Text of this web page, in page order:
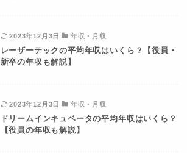
2023年12月3日 年収・月収
レーザーテックの平均年収はいくら？【役員・
新卒の年収も解説】
2023年12月3日 年収・月収
ドリームインキュベータの平均年収はいくら？
【役員の年収も解説】